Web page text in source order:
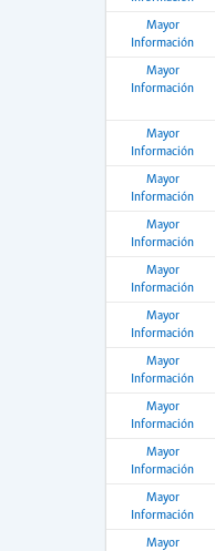
Mayor
Información
Mayor
Información
Mayor
Información
Mayor
Información
Mayor
Información
Mayor
Información
Mayor
Información
Mayor
Información
Mayor
Información
Mayor
Información
Mayor
Información
Mayor